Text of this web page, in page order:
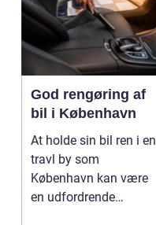
God rengøring af
bil i København
At holde sin bil ren i en
travl by som
København kan være
en udfordrende